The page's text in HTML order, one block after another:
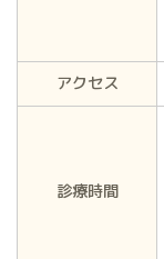
アクセス
診療時間